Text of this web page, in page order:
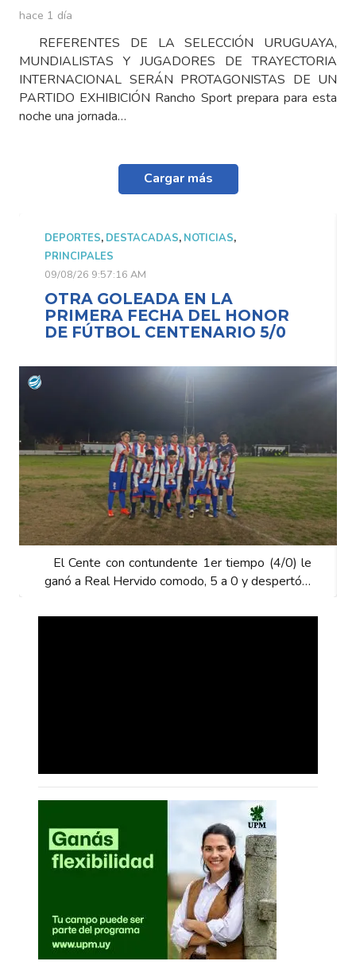
hace 1 día
REFERENTES DE LA SELECCIÓN URUGUAYA,
MUNDIALISTAS Y JUGADORES DE TRAYECTORIA
INTERNACIONAL SERÁN PROTAGONISTAS DE UN
PARTIDO EXHIBICIÓN Rancho Sport prepara para esta
noche una jornada…
Cargar más
DEPORTES, DESTACADAS, NOTICIAS,
PRINCIPALES
09/08/26 9:57:16 AM
OTRA GOLEADA EN LA
PRIMERA FECHA DEL HONOR
DE FÚTBOL CENTENARIO 5/0
El Cente con contundente 1er tiempo (4/0) le
ganó a Real Hervido comodo, 5 a 0 y despertó…